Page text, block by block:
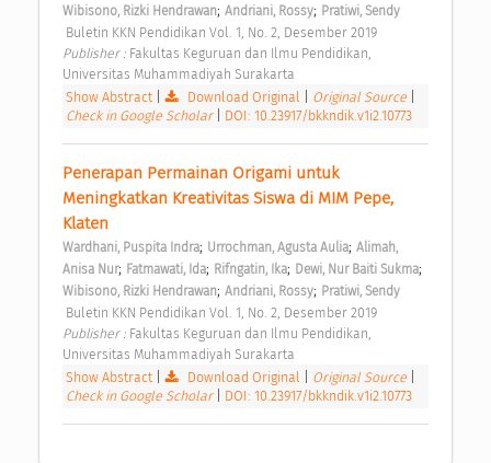
Wibisono, Rizki Hendrawan; Andriani, Rossy; Pratiwi, Sendy
Buletin KKN Pendidikan Vol. 1, No. 2, Desember 2019
Publisher : Fakultas Keguruan dan Ilmu Pendidikan,
Universitas Muhammadiyah Surakarta
Show Abstract| Download Original Original Source
Check in Google Scholar
DOI: 10.23917/bkkndik.v1i2.10773
Penerapan Permainan Origami untuk
Meningkatkan Kreativitas Siswa di MIM Pepe,
Klaten
Wardhani, Puspita Indra; Urrochman, Agusta Aulia; Alimah,
Anisa Nur; Fatmawati, Ida; Rifngatin, Ika; Dewi, Nur Baiti Sukma;
Wibisono, Rizki Hendrawan; Andriani, Rossy; Pratiwi, Sendy
Buletin KKN Pendidikan Vol. 1, No. 2, Desember 2019
Publisher : Fakultas Keguruan dan Ilmu Pendidikan,
Universitas Muhammadiyah Surakarta
Show Abstract| Download Original Original Source
Check in Google Scholar
DOI: 10.23917/bkkndik.v1i2.10773